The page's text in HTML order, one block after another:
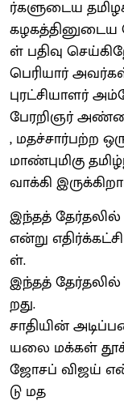
ர்களுடைய
கழகத்தினுடைய
ள் பதிவு
பெரியார்
புரட்சியாளர்
பேரறிஞர்
, மதச்சார்பற்ற
மாண்புமிகு
வாக்கி
இந்தத்
என்று
ள்.
இந்தத் தேர்தலில்
றது.
சாதியின்
யலை மக்கள்
ஜோசப் விஜய்
டு மத